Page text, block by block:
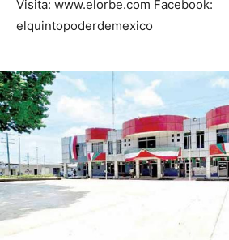
Visita: www.elorbe.com Facebook:
elquintopoderdemexico